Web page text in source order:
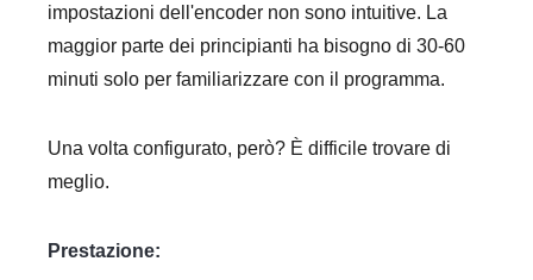
impostazioni dell'encoder non sono intuitive. La
maggior parte dei principianti ha bisogno di 30-60
minuti solo per familiarizzare con il programma.
Una volta configurato, però? È difficile trovare di
meglio.
Prestazione: